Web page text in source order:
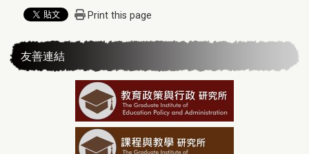
Print this page
友善連結